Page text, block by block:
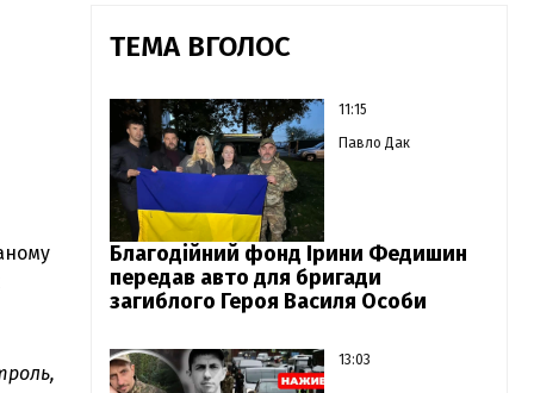
ТЕМА ВГОЛОС
11:15
Павло Дак
Благодійний фонд Ірини Федишин
передав авто для бригади
загиблого Героя Василя Особи
13:03